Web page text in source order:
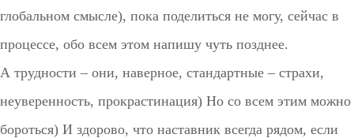
глобальном смысле), пока поделиться не могу, сейчас в
процессе, обо всем этом напишу чуть позднее.
А трудности – они, наверное, стандартные – страхи,
неуверенность, прокрастинация) Но со всем этим можно
бороться) И здорово, что наставник всегда рядом, если